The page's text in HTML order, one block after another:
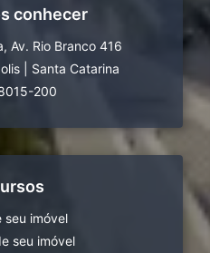
conhecer
Av. Rio Branco 416
Santa Catarina
200
seu imóvel
seu imóvel